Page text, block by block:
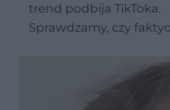
trend podbija TikToka.
Sprawdzamy, czy